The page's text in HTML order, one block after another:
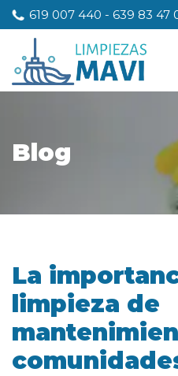
619 007 440 - 639 83 47
Blog
La
limpieza de